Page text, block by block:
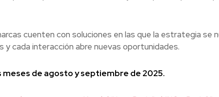
cuenten con soluciones en las que la estrategia se
cada interacción abre nuevas oportunidades.
de agosto y septiembre de 2025.